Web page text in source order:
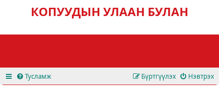
КОПУУДЫН УЛААН БУЛАН
Тусламж Нэвтрэх
Бүртгүүлэх